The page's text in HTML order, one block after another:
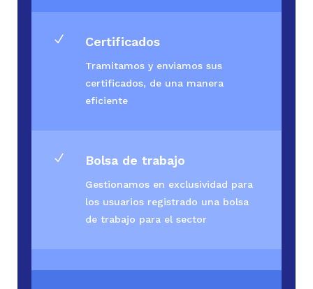
N Certificados
Tramitamos y enviamos sus
certificados, de una manera
eficiente
N Bolsa de trabajo
Gestionamos en exclusividad para
los usuarios registrado una bolsa
de trabajo para el sector